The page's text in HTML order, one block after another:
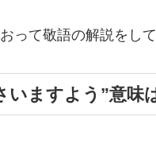
って敬語の解説をして
いますよう”意味